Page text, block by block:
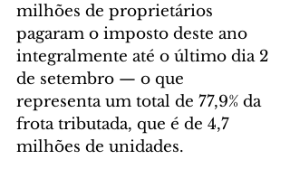
milhões de proprietários
pagaram o imposto deste ano
integralmente até o último dia 2
de setembro — o que
representa um total de 77,9% da
frota tributada, que é de 4,7
milhões de unidades.